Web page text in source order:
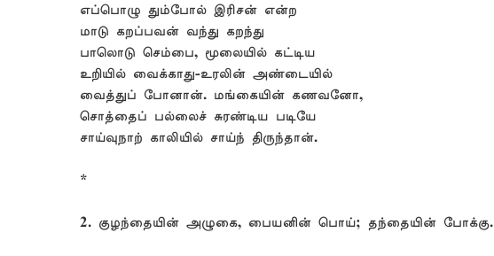
எப்பொழு தும்போல் இரிசன் என்ற
மாடு கறப்பவன் வந்து கறந்து
பாலொடு செம்பை, மூலையில் கட்டிய
உறியில் வைக்காது-உரலின் அண்டையில்
வைத்துப் போனான். மங்கையின் கணவனோ,
சொத்தைப் பல்லைச் சுரண்டிய படியே
சாய்வுநாற் காலியில் சாய்ந் திருந்தான்.
*
2. குழந்தையின் அழுகை, பையனின் பொய்; தந்தையின் போக்கு.